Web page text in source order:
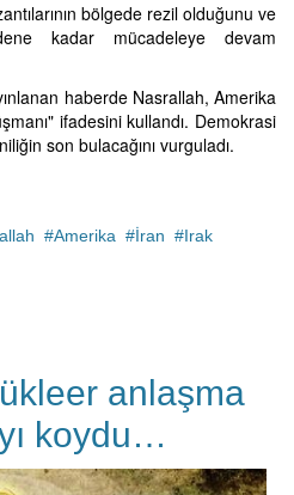
bölgede rezil olduğunu ve
kadar mücadeleye devam
haberde Nasrallah, Amerika
ifadesini kullandı. Demokrasi
son bulacağını vurguladı.
Amerika İran
Irak
anlaşma
koydu…